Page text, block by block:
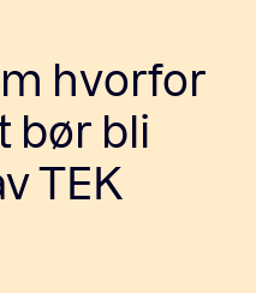
hvorfor
bør bli
TEK